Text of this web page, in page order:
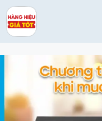
Skip
to
content